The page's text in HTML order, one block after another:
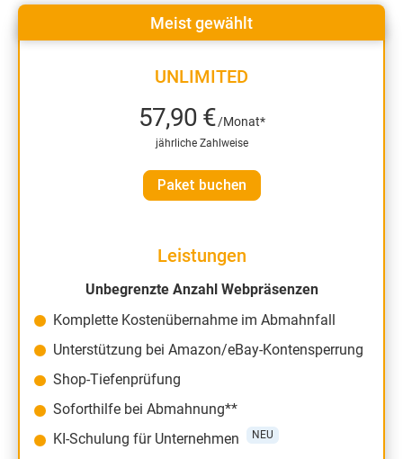
Meist gewählt
UNLIMITED
57,90 €/Monat*
jährliche Zahlweise
Paket buchen
Leistungen
Unbegrenzte Anzahl Webpräsenzen
Komplette Kostenübernahme im Abmahnfall
Unterstützung bei Amazon/eBay-Kontensperrung
Shop-Tiefenprüfung
Soforthilfe bei Abmahnung**
KI-Schulung für Unternehmen
NEU